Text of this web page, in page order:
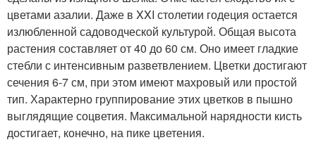
цветами азалии. Даже в XXI столетии годеция остается
излюбленной садоводческой культурой. Общая высота
растения составляет от 40 до 60 см. Оно имеет гладкие
стебли с интенсивным разветвлением. Цветки достигают
сечения 6-7 см, при этом имеют махровый или простой
тип. Характерно группирование этих цветков в пышно
выглядящие соцветия. Максимальной нарядности кисть
достигает, конечно, на пике цветения.